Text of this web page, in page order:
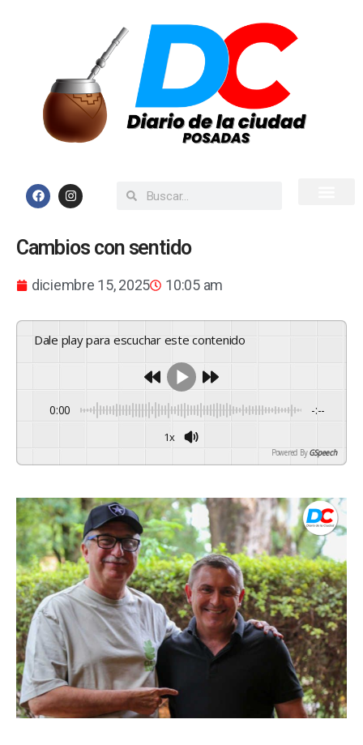
Cambios con sentido
diciembre 15, 2025 10:05 am
Dale play para escuchar este contenido
0:00 -:--
1x
Powered By GSpeech